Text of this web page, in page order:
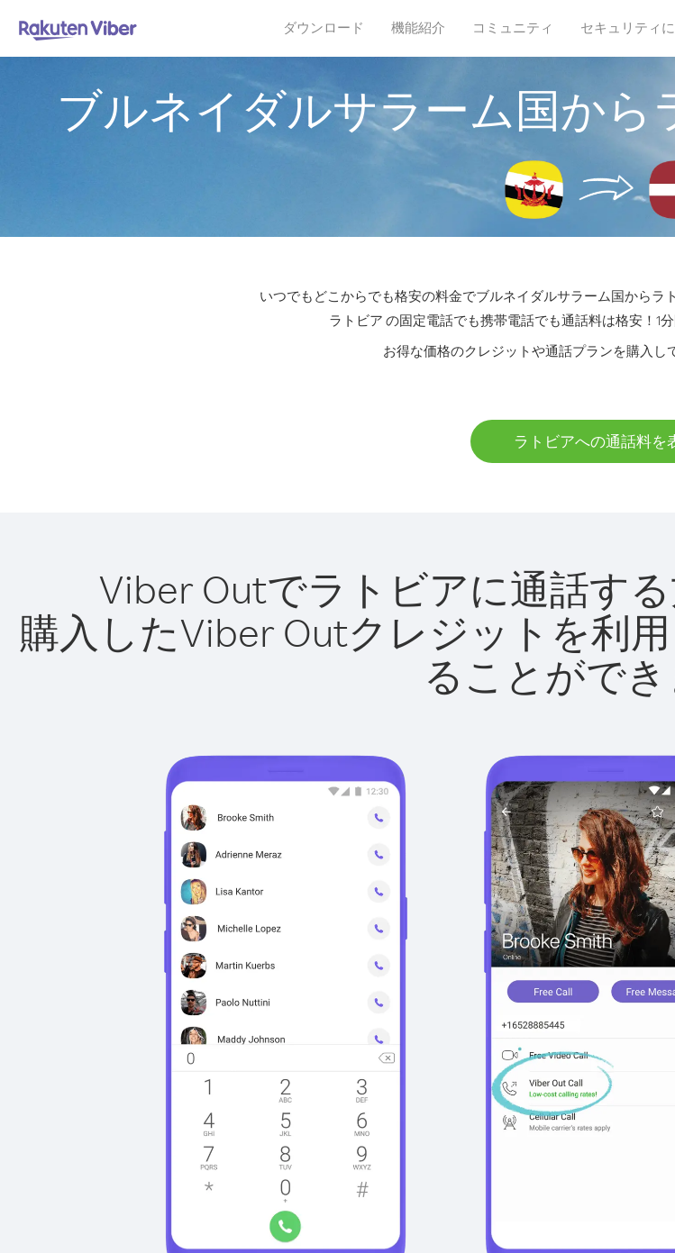
ダウンロード 機能紹介 コミュニティ セキュリティ
ブルネイダルサラーム国か
いつでもどこからでも格安の料金でブルネイダルサラーム国からラ
ラトビア の固定電話でも携帯電話でも通話料は格安！1
お得な価格のクレジットや通話プランを購入し
ラトビアへの通話料を
Viber Outでラトビアに通話す
購入したViber Outクレジットを利
ることができ